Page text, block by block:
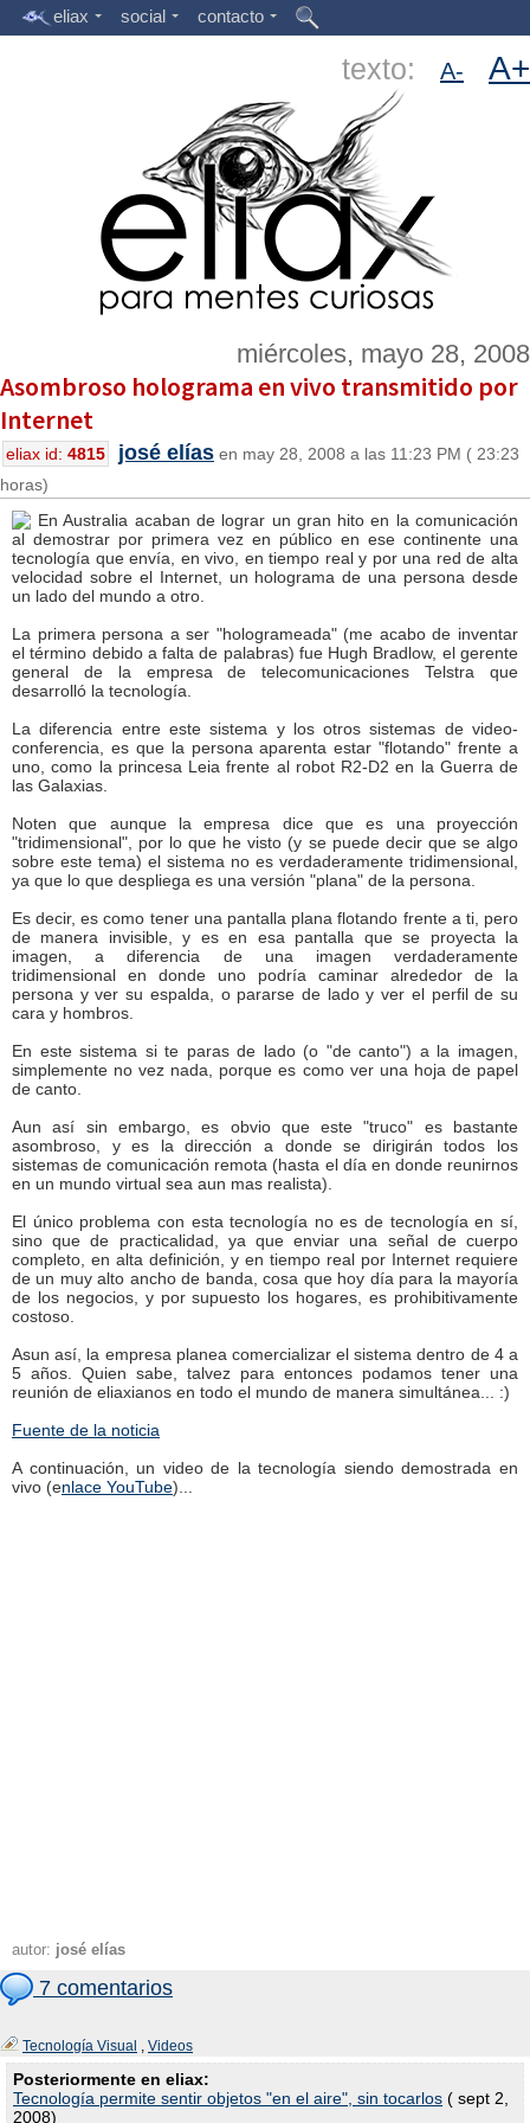
eliax social contacto
texto: A- A+
miércoles, mayo 28, 2008
Asombroso holograma en vivo transmitido por
Internet
eliax id: 4815 josé elías en may 28, 2008 a las 11:23 PM ( 23:23
horas)
En Australia acaban de lograr un gran hito en la comunicación
al demostrar por primera vez en público en ese continente una
tecnología que envía, en vivo, en tiempo real y por una red de alta
velocidad sobre el Internet, un holograma de una persona desde
un lado del mundo a otro.
La primera persona a ser "hologrameada" (me acabo de inventar
el término debido a falta de palabras) fue Hugh Bradlow, el gerente
general de la empresa de telecomunicaciones Telstra que
desarrolló la tecnología.
La diferencia entre este sistema y los otros sistemas de video-
conferencia, es que la persona aparenta estar "flotando" frente a
uno, como la princesa Leia frente al robot R2-D2 en la Guerra de
las Galaxias.
Noten que aunque la empresa dice que es una proyección
"tridimensional", por lo que he visto (y se puede decir que se algo
sobre este tema) el sistema no es verdaderamente tridimensional,
ya que lo que despliega es una versión "plana" de la persona.
Es decir, es como tener una pantalla plana flotando frente a ti, pero
de manera invisible, y es en esa pantalla que se proyecta la
imagen, a diferencia de una imagen verdaderamente
tridimensional en donde uno podría caminar alrededor de la
persona y ver su espalda, o pararse de lado y ver el perfil de su
cara y hombros.
En este sistema si te paras de lado (o "de canto") a la imagen,
simplemente no vez nada, porque es como ver una hoja de papel
de canto.
Aun así sin embargo, es obvio que este "truco" es bastante
asombroso, y es la dirección a donde se dirigirán todos los
sistemas de comunicación remota (hasta el día en donde reunirnos
en un mundo virtual sea aun mas realista).
El único problema con esta tecnología no es de tecnología en sí,
sino que de practicalidad, ya que enviar una señal de cuerpo
completo, en alta definición, y en tiempo real por Internet requiere
de un muy alto ancho de banda, cosa que hoy día para la mayoría
de los negocios, y por supuesto los hogares, es prohibitivamente
costoso.
Asun así, la empresa planea comercializar el sistema dentro de 4 a
5 años. Quien sabe, talvez para entonces podamos tener una
reunión de eliaxianos en todo el mundo de manera simultánea... :)
Fuente de la noticia
A continuación, un video de la tecnología siendo demostrada en
vivo (enlace YouTube)...
autor: josé elías
7 comentarios
Tecnología Visual , Videos
Posteriormente en eliax:
Tecnología permite sentir objetos "en el aire", sin tocarlos ( sept 2,
2008)